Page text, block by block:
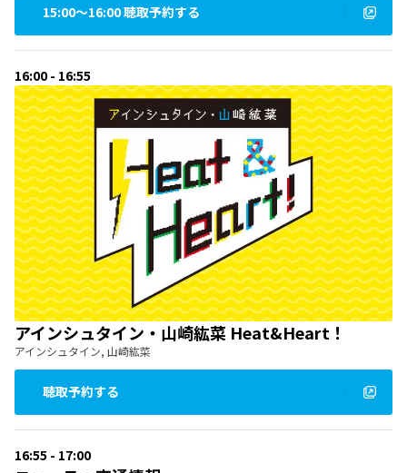
15:00〜16:00 聴取予約する
16:00 - 16:55
アインシュタイン・山崎紘菜 Heat&Heart！
アインシュタイン, 山崎紘菜
聴取予約する
16:55 - 17:00